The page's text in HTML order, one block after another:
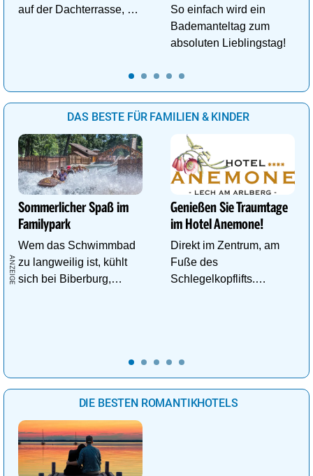
auf der Dachterrasse, 4
So einfach wird ein
Bademanteltag zum
absoluten Lieblingstag!
DAS BESTE FÜR FAMILIEN & KINDER
Sommerlicher Spaß im
Familypark
Wem das Schwimmbad
zu langweilig ist, kühlt
sich bei Biberburg,
Genießen Sie Traumtage
im Hotel Anemone!
Direkt im Zentrum, am
Fuße des
Schlegelkopflifts.
DIE BESTEN ROMANTIKHOTELS